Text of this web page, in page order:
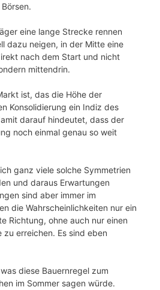
eine lange Strecke rennen
dazu neigen, in der Mitte eine
nach dem Start und nicht
mittendrin.
ist, das die Höhe der
Konsolidierung ein Indiz des
darauf hindeutet, dass der
noch einmal genau so weit
ganz viele solche Symmetrien
und daraus Erwartungen
sind aber immer im
die Wahrscheinlichkeiten nur ein
Richtung, ohne auch nur einen
zu erreichen. Es sind eben
diese Bauernregel zum
im Sommer sagen würde.